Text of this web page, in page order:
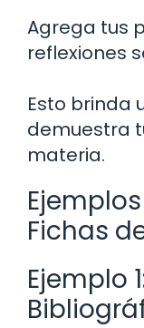
Agrega tus
reflexiones
Esto brinda
demuestra
materia.
Fichas
Ejemplo